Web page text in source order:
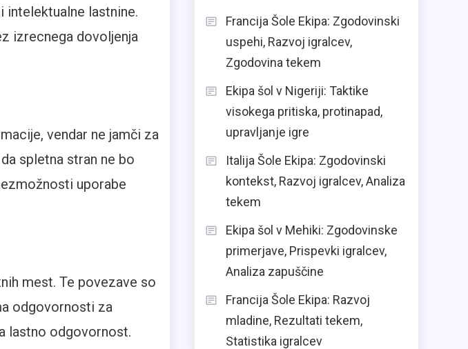
lastnine.
izrecnega dovoljenja
vendar ne jamči za
spletna stran ne bo
uporabe
mest. Te povezave so
odgovornosti za
lastno odgovornost.
Francija Šole Ekipa: Zgodovinski
uspehi, Razvoj igralcev,
Zgodovina tekem
Ekipa šol v Nigeriji: Taktike
visokega pritiska, protinapad,
upravljanje igre
Italija Šole Ekipa: Zgodovinski
kontekst, Razvoj igralcev, Analiza
tekem
Ekipa šol v Mehiki: Zgodovinske
primerjave, Prispevki igralcev,
Analiza zapuščine
Francija Šole Ekipa: Razvoj
mladine, Rezultati tekem,
Statistika igralcev